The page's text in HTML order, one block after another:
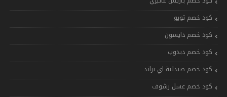
كود خصم تويو
كود خصم دايسون
كود خصم دبدوب
كود خصم صيدلية اي براند
كود خصم عسل رشوف